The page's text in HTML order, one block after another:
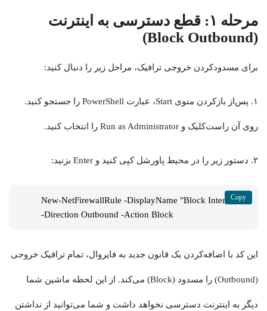
مرحله ۱: قطع دسترسی به اینترنت
(Block Outbound)
برای مسدودکردن خروجی ترافیک، مراحل زیر را دنبال کنید:
۱. پس‌از بازکردن منوی Start، عبارت PowerShell را جستجو کنید.
روی آن راست‌کلیک و Run as Administrator را انتخاب کنید.
۲. دستور زیر را در محیط پاورشل کپی کنید و Enter بزنید:
New-NetFirewallRule -DisplayName "Block Internet"
-Direction Outbound -Action Block
این کد با اضافه‌کردن یک قانون جدید به فایروال، تمام ترافیک خروجی
(Outbound) را مسدود (Block) می‌کند. از این لحظه ماشین شما
دیگر به اینترنت دسترسی نخواهد داشت و شما می‌توانید از نداشتن